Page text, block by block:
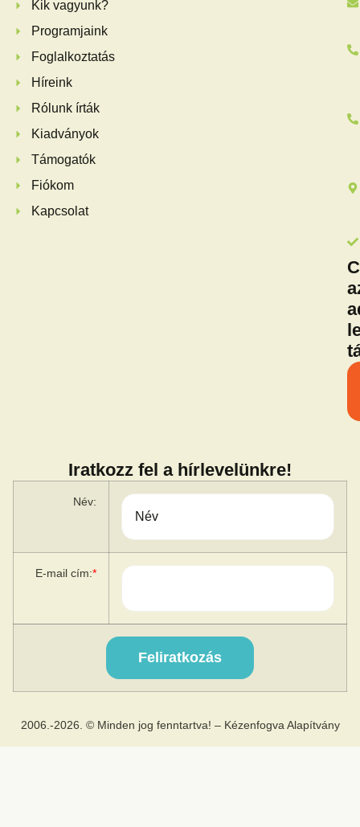
Kik vagyunk?
Programjaink
Foglalkoztatás
Híreink
Rólunk írták
Kiadványok
Támogatók
Fiókom
Kapcsolat
Iratkozz fel a hírlevelünkre!
Név:
E-mail cím:*
2006.-2026. © Minden jog fenntartva! – Kézenfogva Alapítvány